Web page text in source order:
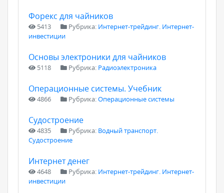
Форекс для чайников
5413 Рубрика: Интернет-трейдинг. Интернет-
инвестиции
Основы электроники для чайников
5118 Рубрика: Радиоэлектроника
Операционные системы. Учебник
4866 Рубрика:Операционные системы
Судостроение
4835 Рубрика: Водный транспорт.
Судостроение
Интернет денег
4648 Рубрика: Интернет-трейдинг. Интернет-
инвестиции